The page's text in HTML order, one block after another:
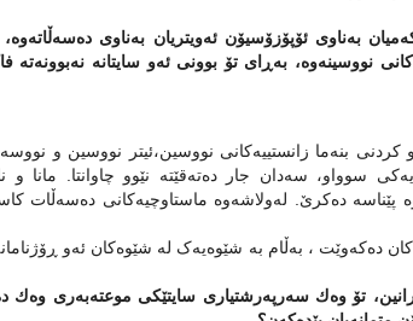
بەناوى ئۆپۆزۆسیۆن ئەویتریان بەناوى
نووسینەوە، بەڕاى تۆ بوونى ئەو سایتانە نەبوونەتە
بنه‌ما زانستییه‌کانی نووسین،ئیتر نووسین و
سوواو، سه‌دان جار ده‌ته‌قێته‌ نێوو چاوانتا. مانا و
ده‌کرێ. له‌ولاشه‌وه‌ ماستاوچیه‌کانی ده‌سه‌ڵات
ده‌که‌وێت ، به‌ڵام به‌ شێوه‌یه‌ک له‌ شێوه‌کان ئه‌و
تۆ وەك سەرپەرشتیارى سایتێكى موعتەبەرى وەك